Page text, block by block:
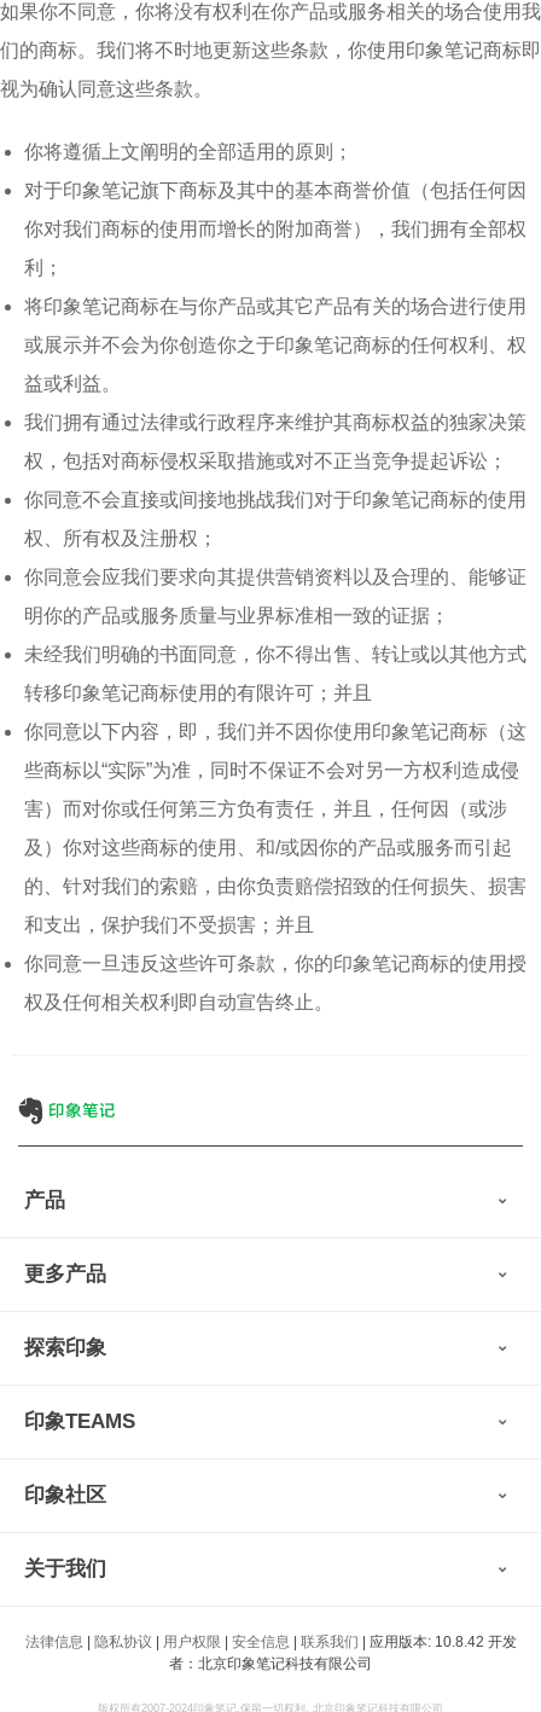
如果你不同意，你将没有权利在你产品或服务相关的场合使用我
们的商标。我们将不时地更新这些条款，你使用印象笔记商标即
视为确认同意这些条款。
你将遵循上文阐明的全部适用的原则；
对于印象笔记旗下商标及其中的基本商誉价值（包括任何因
你对我们商标的使用而增长的附加商誉），我们拥有全部权
利；
将印象笔记商标在与你产品或其它产品有关的场合进行使用
或展示并不会为你创造你之于印象笔记商标的任何权利、权
益或利益。
我们拥有通过法律或行政程序来维护其商标权益的独家决策
权，包括对商标侵权采取措施或对不正当竞争提起诉讼；
你同意不会直接或间接地挑战我们对于印象笔记商标的使用
权、所有权及注册权；
你同意会应我们要求向其提供营销资料以及合理的、能够证
明你的产品或服务质量与业界标准相一致的证据；
未经我们明确的书面同意，你不得出售、转让或以其他方式
转移印象笔记商标使用的有限许可；并且
你同意以下内容，即，我们并不因你使用印象笔记商标（这
些商标以“实际”为准，同时不保证不会对另一方权利造成侵
害）而对你或任何第三方负有责任，并且，任何因（或涉
及）你对这些商标的使用、和/或因你的产品或服务而引起
的、针对我们的索赔，由你负责赔偿招致的任何损失、损害
和支出，保护我们不受损害；并且
你同意一旦违反这些许可条款，你的印象笔记商标的使用授
权及任何相关权利即自动宣告终止。
产品
会员权益
印象笔记·剪藏
更多产品
印象图记
墨笔
扫描宝
收藏家
探索印象
用户故事
视频教程
帮助支持
智能硬件
印象TEAMS
申请试用
印象社区
印象大使
关于我们
印象生态
法律信息 隐私协议 用户权限 安全信息 联系我们 | 应用版本: 10.8.42 开发
者：北京印象笔记科技有限公司
版权所有2007-2024印象笔记.保留一切权利. 北京印象笔记科技有限公司